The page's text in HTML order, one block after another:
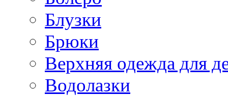
Блузки
Брюки
Верхняя одежда для
Водолазки